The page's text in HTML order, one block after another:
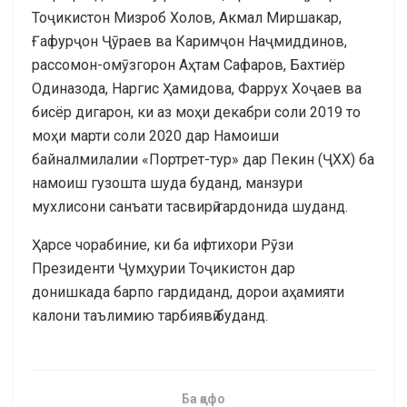
Тоҷикистон Мизроб Холов, Акмал Миршакар,
Ғафурҷон Ҷӯраев ва Каримҷон Наҷмиддинов,
рассомон-омӯзгорон Аҳтам Сафаров, Бахтиёр
Одиназода, Наргис Ҳамидова, Фаррух Хоҷаев ва
бисёр дигарон, ки аз моҳи декабри соли 2019 то
моҳи марти соли 2020 дар Намоиши
байналмилалии «Портрет-тур» дар Пекин (ҶХХ) ба
намоиш гузошта шуда буданд, манзури
мухлисони санъати тасвирӣ гардонида шуданд.
Ҳарсе чорабиние, ки ба ифтихори Рӯзи
Президенти Ҷумҳурии Тоҷикистон дар
донишкада барпо гардиданд, дорои аҳамияти
калони таълимию тарбиявӣ буданд.
Ба қафо